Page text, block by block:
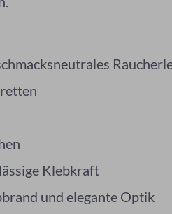
Klebkraft
und elegante Optik